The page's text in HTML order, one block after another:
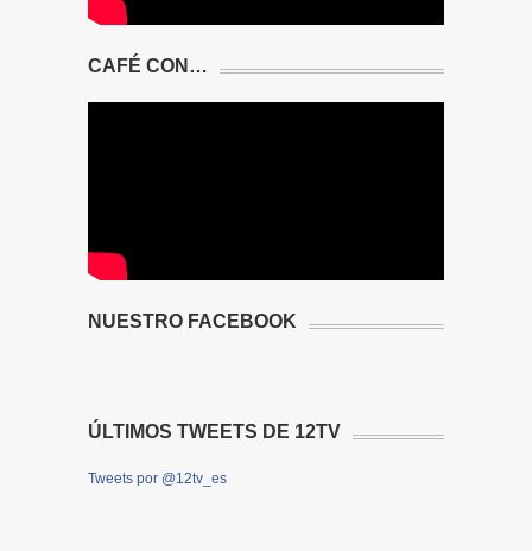
CAFÉ CON…
NUESTRO FACEBOOK
ÚLTIMOS TWEETS DE 12TV
Tweets por @12tv_es